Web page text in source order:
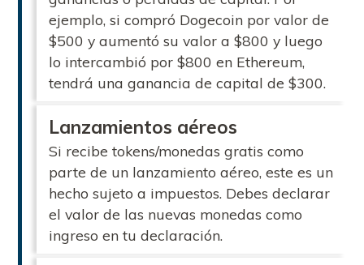
ejemplo, si compró Dogecoin por valor de
$500 y aumentó su valor a $800 y luego
lo intercambió por $800 en Ethereum,
tendrá una ganancia de capital de $300.
Lanzamientos aéreos
Si recibe tokens/monedas gratis como
parte de un lanzamiento aéreo, este es un
hecho sujeto a impuestos. Debes declarar
el valor de las nuevas monedas como
ingreso en tu declaración.